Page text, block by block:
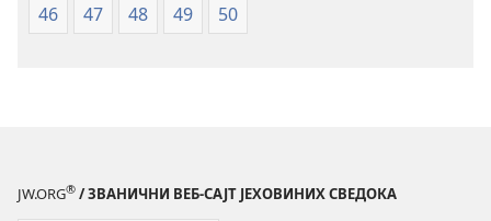
46
47 48 49 50
JW.ORG® / ЗВАНИЧНИ ВЕБ-САЈТ ЈЕХОВИНИХ СВЕДОКА